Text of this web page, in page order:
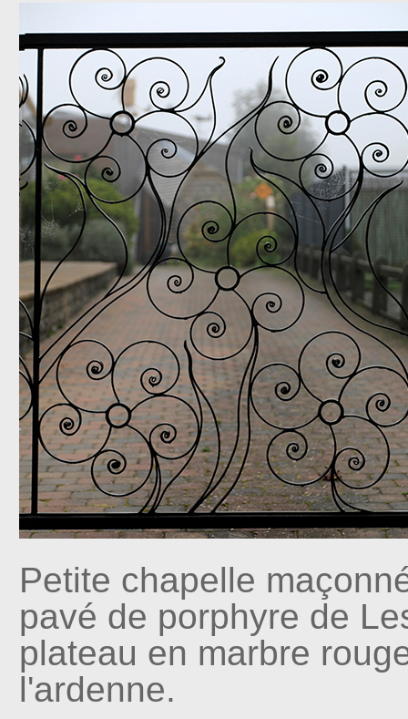
Petite chapelle
pavé de porphyre de
plateau en marbre
l'ardenne.